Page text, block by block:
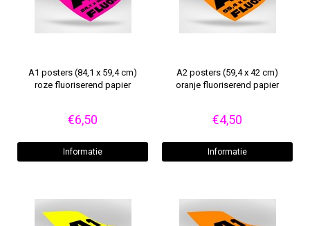
A1 posters (84,1 x 59,4 cm)
roze fluoriserend papier
€6,50
Informatie
A2 posters (59,4 x 42 cm)
oranje fluoriserend papier
€4,50
Informatie